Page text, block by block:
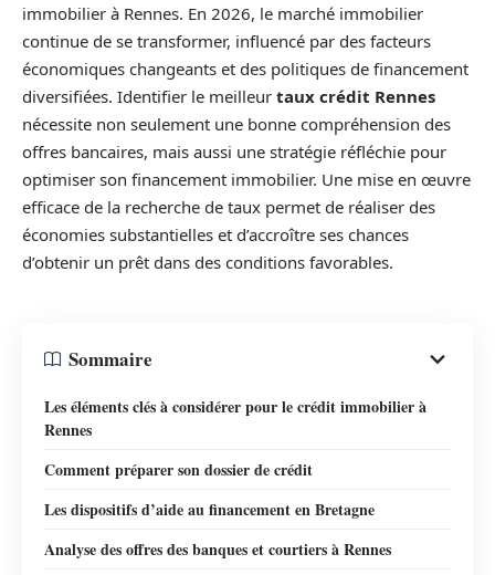
immobilier à Rennes. En 2026, le marché immobilier
continue de se transformer, influencé par des facteurs
économiques changeants et des politiques de financement
diversifiées. Identifier le meilleur taux crédit Rennes
nécessite non seulement une bonne compréhension des
offres bancaires, mais aussi une stratégie réfléchie pour
optimiser son financement immobilier. Une mise en œuvre
efficace de la recherche de taux permet de réaliser des
économies substantielles et d’accroître ses chances
d’obtenir un prêt dans des conditions favorables.
Sommaire
Les éléments clés à considérer pour le crédit immobilier à
Rennes
Comment préparer son dossier de crédit
Les dispositifs d’aide au financement en Bretagne
Analyse des offres des banques et courtiers à Rennes